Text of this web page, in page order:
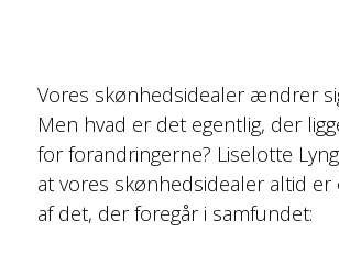
Vores skønhedsidealer ændrer
Men hvad er det egentlig, der
for forandringerne? Liselotte
at vores skønhedsidealer altid er
af det, der foregår i samfundet: